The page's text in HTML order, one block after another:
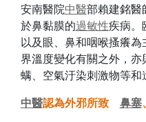
安南醫院中醫部賴建銘醫
於鼻黏膜的過敏性疾病。
以及眼、鼻和咽喉搔癢
界溫度變化有關之外，
螨、空氣汙染刺激物等和
中醫認為外邪所致 鼻塞